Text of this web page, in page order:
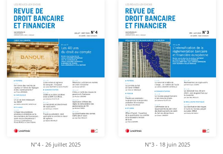
N°4 - 26 juillet 2025 N°3 - 18 juin 2025